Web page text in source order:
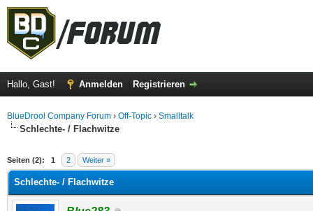
Hallo, Gast! Anmelden Registrieren
BlueDrool Company Forum › Off-Topic › Smalltalk
Schlechte- / Flachwitze
Seiten (2): 1 2 Weiter »
Durchschnitt
Schlechte- / Flachwitze